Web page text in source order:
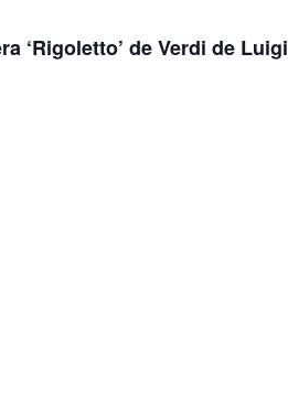
‘Rigoletto’ de Verdi de Luigi